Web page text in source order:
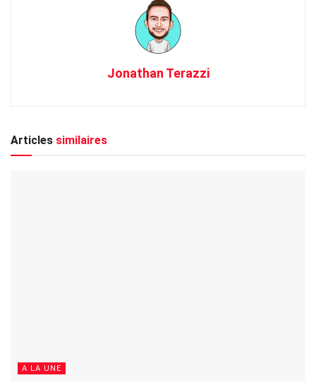
Jonathan Terazzi
Articles similaires
A LA UNE